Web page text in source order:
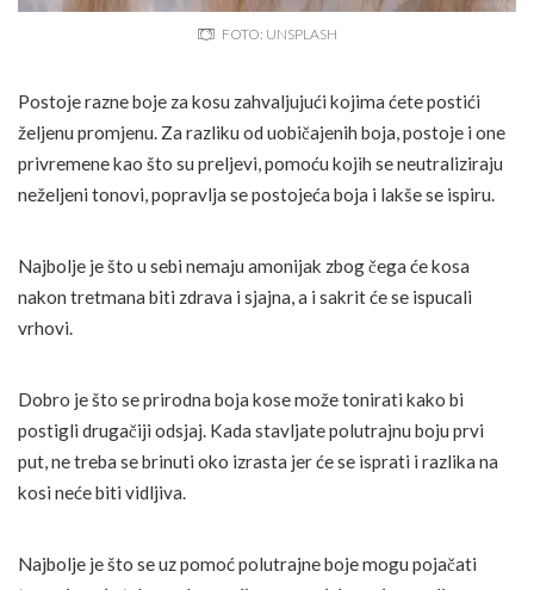
FOTO: UNSPLASH
Postoje razne boje za kosu zahvaljujući kojima ćete postići
željenu promjenu. Za razliku od uobičajenih boja, postoje i one
privremene kao što su preljevi, pomoću kojih se neutraliziraju
neželjeni tonovi, popravlja se postojeća boja i lakše se ispiru.
Najbolje je što u sebi nemaju amonijak zbog čega će kosa
nakon tretmana biti zdrava i sjajna, a i sakrit će se ispucali
vrhovi.
Dobro je što se prirodna boja kose može tonirati kako bi
postigli drugačiji odsjaj. Kada stavljate polutrajnu boju prvi
put, ne treba se brinuti oko izrasta jer će se isprati i razlika na
kosi neće biti vidljiva.
Najbolje je što se uz pomoć polutrajne boje mogu pojačati